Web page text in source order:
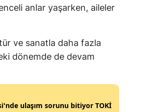
anlar yaşarken, aileler
ve sanatla daha fazla
dönemde de devam
ulaşım sorunu bitiyor TOKİ